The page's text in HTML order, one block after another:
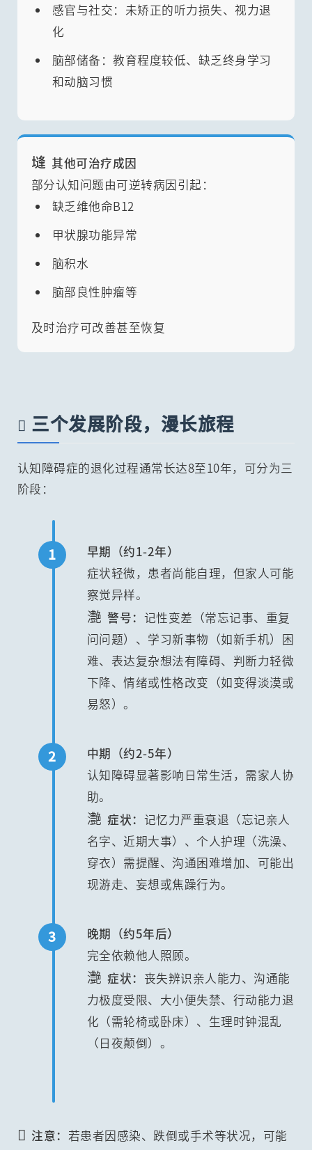
感官与社交：未矫正的听力损失、视力退
化
脑部储备：教育程度较低、缺乏终身学习
和动脑习惯
塳 其他可治疗成因
部分认知问题由可逆转病因引起：
缺乏维他命B12
甲状腺功能异常
脑积水
脑部良性肿瘤等
及时治疗可改善甚至恢复
 三个发展阶段，漫长旅程
认知障碍症的退化过程通常长达8至10年，可分为三
阶段：
1
早期（约1-2年）
症状轻微，患者尚能自理，但家人可能
察觉异样。
灔 警号： 记性变差（常忘记事、重复
问问题）、学习新事物（如新手机）困
难、表达复杂想法有障碍、判断力轻微
下降、情绪或性格改变（如变得淡漠或
易怒）。
2
中期（约2-5年）
认知障碍显著影响日常生活，需家人协
助。
灔 症状： 记忆力严重衰退（忘记亲人
名字、近期大事）、个人护理（洗澡、
穿衣）需提醒、沟通困难增加、可能出
现游走、妄想或焦躁行为。
3
晚期（约5年后）
完全依赖他人照顾。
灔 症状： 丧失辨识亲人能力、沟通能
力极度受限、大小便失禁、行动能力退
化（需轮椅或卧床）、生理时钟混乱
（日夜颠倒）。
 注意： 若患者因感染、跌倒或手术等状况，可能